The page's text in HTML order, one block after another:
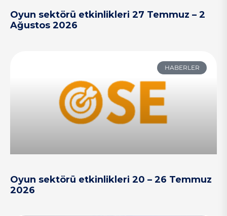
Oyun sektörü etkinlikleri 27 Temmuz – 2
Ağustos 2026
HABERLER
Oyun sektörü etkinlikleri 20 – 26 Temmuz
2026